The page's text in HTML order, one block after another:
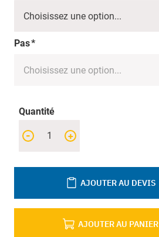
Pas
Quantité
+
-
AJOUTER AU PANIER
AJOUTER AU DEVIS